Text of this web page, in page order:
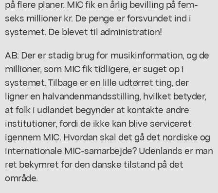
på flere planer. MIC fik en årlig bevilling på fem-
seks millioner kr. De penge er forsvundet ind i
systemet. De blevet til administration!
AB: Der er stadig brug for musikinformation, og de
millioner, som MIC fik tidligere, er suget op i
systemet. Tilbage er en lille udtørret ting, der
ligner en halvandenmandsstilling, hvilket betyder,
at folk i udlandet begynder at kontakte andre
institutioner, fordi de ikke kan blive serviceret
igennem MIC. Hvordan skal det gå det nordiske og
internationale MIC-samarbejde? Udenlands er man
ret bekymret for den danske tilstand på det
område.